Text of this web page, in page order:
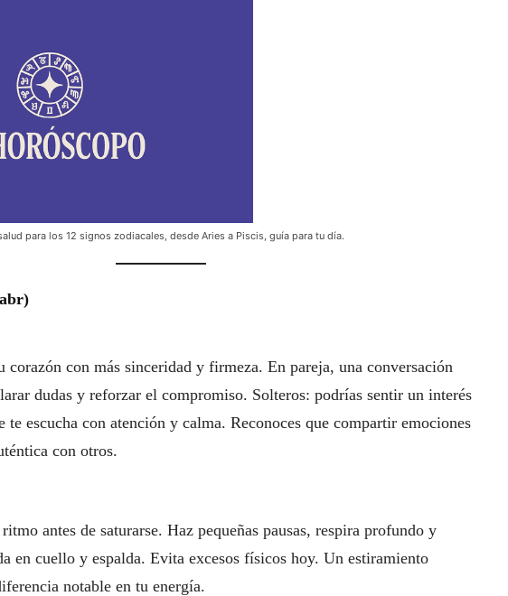
para los 12 signos zodiacales, desde Aries a Piscis, guía para tu día.
corazón con más sinceridad y firmeza. En pareja, una conversación
dudas y reforzar el compromiso. Solteros: podrías sentir un interés
te escucha con atención y calma. Reconoces que compartir emociones
con otros.
antes de saturarse. Haz pequeñas pausas, respira profundo y
en cuello y espalda. Evita excesos físicos hoy. Un estiramiento
notable en tu energía.